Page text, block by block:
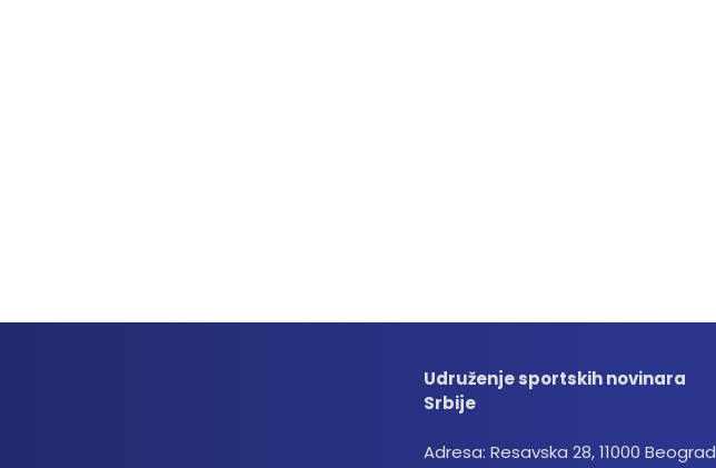
Udruženje sportskih novinara
Srbije
Adresa: Resavska 28, 11000 Beograd